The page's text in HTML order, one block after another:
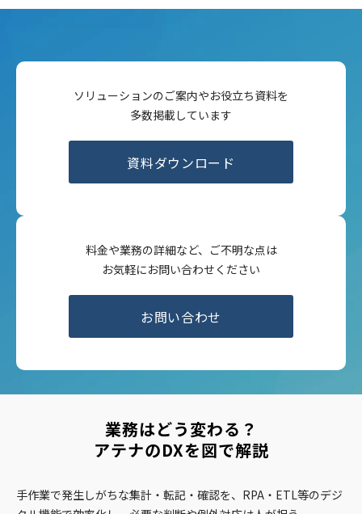
ソリューションのご案内やお役立ち資料を
多数掲載しています
資料ダウンロード
料金や業務の詳細など、ご不明な点は
お気軽にお問い合わせください
お問い合わせ
業務はどう変わる？
アテナのDXを図で解説
手作業で発生しがちな集計・転記・確認を、RPA・ETL等のデジ